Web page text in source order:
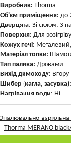
Виробник: Thorma
Об'єм приміщення: до
Дверцята: Зі склом, З
Поверхня: Для
Кожух печі:
Матеріал топки:
Тип палива: Дровами
Вихід димоходу: Вгору
Шибер (кагла,
Нагрівання води: Ні